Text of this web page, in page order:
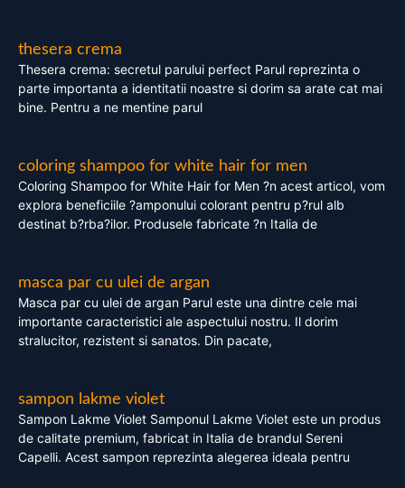
thesera crema
Thesera crema: secretul parului perfect Parul reprezinta o
parte importanta a identitatii noastre si dorim sa arate cat mai
bine. Pentru a ne mentine parul
coloring shampoo for white hair for men
Coloring Shampoo for White Hair for Men ?n acest articol, vom
explora beneficiile ?amponului colorant pentru p?rul alb
destinat b?rba?ilor. Produsele fabricate ?n Italia de
masca par cu ulei de argan
Masca par cu ulei de argan Parul este una dintre cele mai
importante caracteristici ale aspectului nostru. Il dorim
stralucitor, rezistent si sanatos. Din pacate,
sampon lakme violet
Sampon Lakme Violet Samponul Lakme Violet este un produs
de calitate premium, fabricat in Italia de brandul Sereni
Capelli. Acest sampon reprezinta alegerea ideala pentru